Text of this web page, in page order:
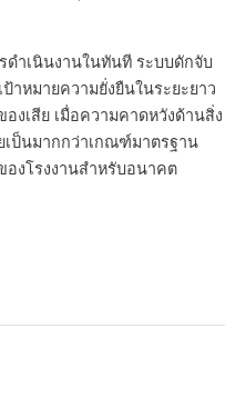
ดำเนินงานในทันที ระบบดักจับ
าหมายความยั่งยืนในระยะยาว
งเสีย เมื่อความคาดหวังด้านสิ่ง
ป็นมากกว่าเกณฑ์มาตรฐาน
งโรงงานสำหรับอนาคต